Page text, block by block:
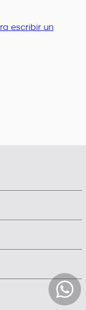
escribir un